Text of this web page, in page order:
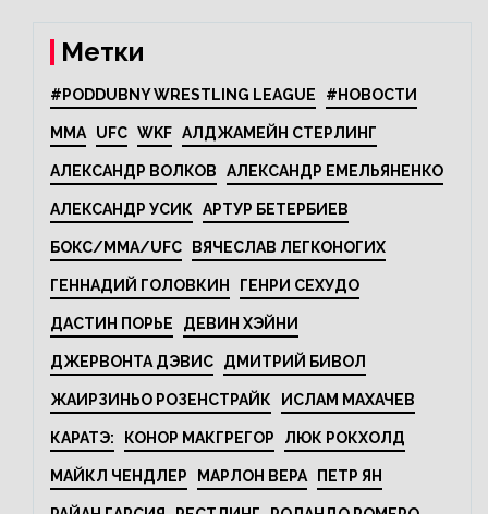
Метки
#PODDUBNY WRESTLING LEAGUE #НОВОСТИ
MMA UFC WKF АЛДЖАМЕЙН СТЕРЛИНГ
АЛЕКСАНДР ВОЛКОВ АЛЕКСАНДР ЕМЕЛЬЯНЕНКО
АЛЕКСАНДР УСИК АРТУР БЕТЕРБИЕВ
БОКС/MMA/UFC ВЯЧЕСЛАВ ЛЕГКОНОГИХ
ГЕННАДИЙ ГОЛОВКИН ГЕНРИ СЕХУДО
ДАСТИН ПОРЬЕ ДЕВИН ХЭЙНИ
ДЖЕРВОНТА ДЭВИС ДМИТРИЙ БИВОЛ
ЖАИРЗИНЬО РОЗЕНСТРАЙК ИСЛАМ МАХАЧЕВ
КАРАТЭ: КОНОР МАКГРЕГОР ЛЮК РОКХОЛД
МАЙКЛ ЧЕНДЛЕР МАРЛОН ВЕРА ПЕТР ЯН